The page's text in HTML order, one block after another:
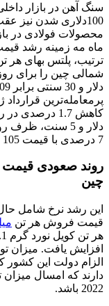
سنگ آهن در بازار
100دلاری شدن نیز عقب‌‌‌نشینی کرده بود. اما افزایش
محصولات فولادی در
ماه مه زمینه رشد
ترتیب، پلتس بهای هر
پرمعامله‌ترین
دلار و 5 سنت،
7 درصدی با قیمت 105 دلار و 70 سنت به فروش رفت.
روند صعودی قیمت
چین
این رشد نرخ شامل
قیمت فروش هر تن
افزایش یافت. میزان
الزام دولت این کشور
دارند که امسال میزان
2022 باشد.